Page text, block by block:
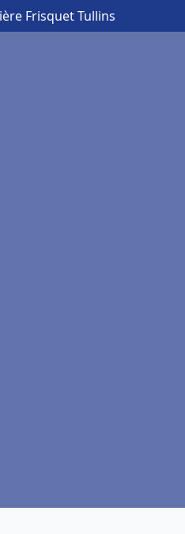
Frisquet Tullins